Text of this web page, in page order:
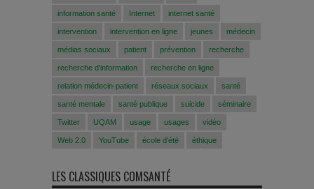
information santé Internet internet santé
intervention intervention en ligne jeunes médecin
médias sociaux patient prévention recherche
recherche d'information recherche en ligne
relation médecin-patient réseaux sociaux santé
santé mentale santé publique suicide séminaire
Twitter UQAM usage usages vidéo
Web 2.0 YouTube école d'été éthique
LES CLASSIQUES COMSANTÉ